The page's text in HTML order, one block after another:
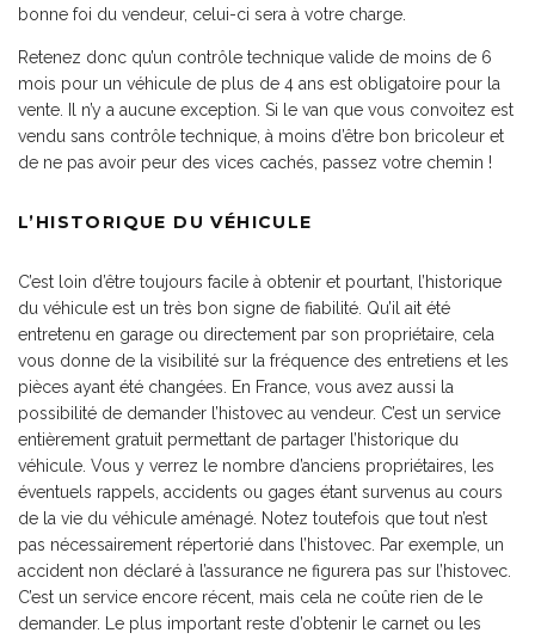
bonne foi du vendeur, celui-ci sera à votre charge.
Retenez donc qu’un contrôle technique valide de moins de 6
mois pour un véhicule de plus de 4 ans est obligatoire pour la
vente. Il n’y a aucune exception. Si le van que vous convoitez est
vendu sans contrôle technique, à moins d’être bon bricoleur et
de ne pas avoir peur des vices cachés, passez votre chemin !
L’HISTORIQUE DU VÉHICULE
C’est loin d’être toujours facile à obtenir et pourtant, l’historique
du véhicule est un très bon signe de fiabilité. Qu’il ait été
entretenu en garage ou directement par son propriétaire, cela
vous donne de la visibilité sur la fréquence des entretiens et les
pièces ayant été changées. En France, vous avez aussi la
possibilité de demander l’histovec au vendeur. C’est un service
entièrement gratuit permettant de partager l’historique du
véhicule. Vous y verrez le nombre d’anciens propriétaires, les
éventuels rappels, accidents ou gages étant survenus au cours
de la vie du véhicule aménagé. Notez toutefois que tout n’est
pas nécessairement répertorié dans l’histovec. Par exemple, un
accident non déclaré à l’assurance ne figurera pas sur l’histovec.
C’est un service encore récent, mais cela ne coûte rien de le
demander. Le plus important reste d’obtenir le carnet ou les